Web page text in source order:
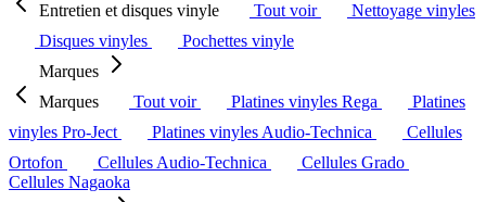
Entretien et disques vinyle
Tout voir
Nettoyage vinyles
Disques vinyles
Pochettes vinyle
Marques
Marques
Tout voir Platines vinyles Rega
Platines
vinyles Pro-Ject
Platines vinyles Audio-Technica
Cellules
Ortofon
Cellules Audio-Technica
Cellules Grado
Cellules Nagaoka